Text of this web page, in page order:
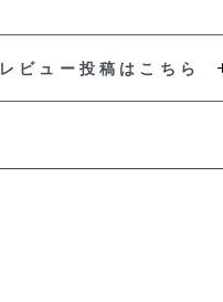
レビュー投稿はこちら